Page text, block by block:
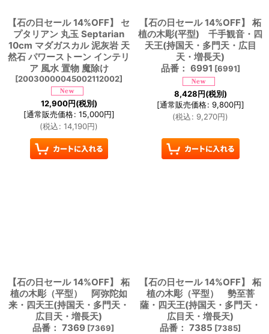
【石の日セール 14%OFF】 セ
プタリアン 丸玉 Septarian
10cm マダガスカル 泥灰岩 天
然石 パワーストーン インテリ
ア 風水 置物 魔除け
[20030000045002112002]
12,900円(税別)
[通常販売価格: 15,000円]
(税込: 14,190円)
【石の日セール 14%OFF】 柘
植の木彫(平型) 千手観音・四
天王(持国天・多門天・広目
天・増長天)
品番： 6991 [6991]
8,428円(税別)
[通常販売価格: 9,800円]
(税込: 9,270円)
【石の日セール 14%OFF】 柘
植の木彫（平型） 阿弥陀如
来・四天王(持国天・多門天・
広目天・増長天)
品番： 7369 [7369]
【石の日セール 14%OFF】 柘
植の木彫（平型） 勢至菩
薩・四天王(持国天・多門天・
広目天・増長天)
品番： 7385 [7385]